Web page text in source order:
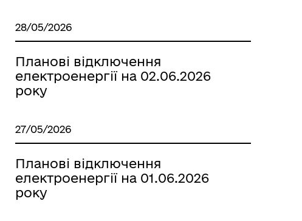
28/05/2026
Планові відключення
електроенергії на 02.06.2026
року
27/05/2026
Планові відключення
електроенергії на 01.06.2026
року